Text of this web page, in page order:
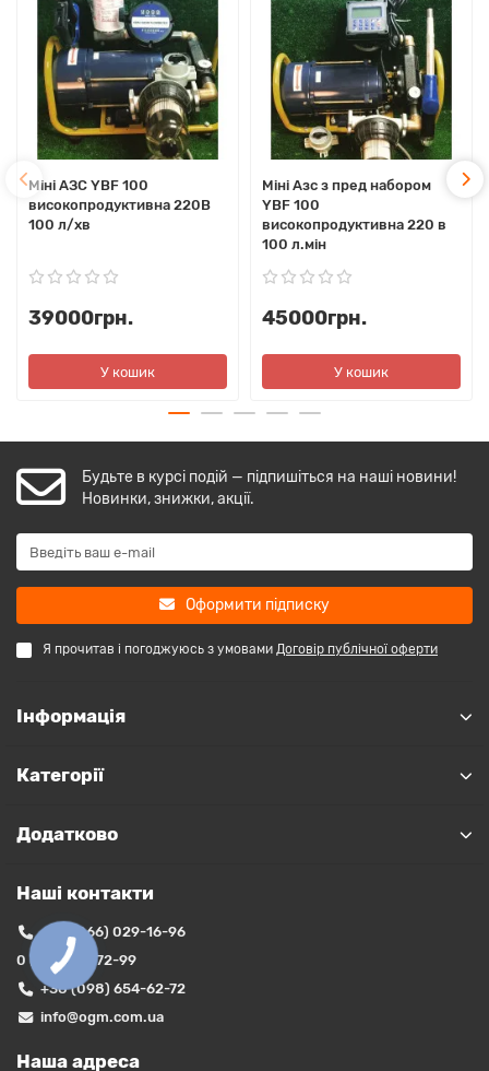
Міні АЗС YBF 100
високопродуктивна 220В
100 л/хв
39000грн.
У кошик
Міні Азс з пред набором
YBF 100
високопродуктивна 220 в
100 л.мін
45000грн.
У кошик
Будьте в курсі подій — підпишіться на наші новини!
Новинки, знижки, акції.
Оформити підписку
Я прочитав і погоджуюсь з умовами Договір публічної оферти
Інформація
Категорії
Додатково
Наші контакти
+38 (066) 029-16-96
0 (800) 35-72-99
+38 (098) 654-62-72
info@ogm.com.ua
Наша адреса